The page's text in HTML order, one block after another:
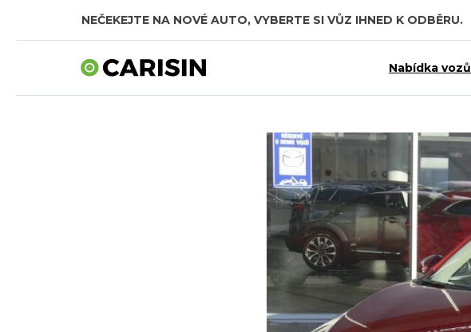
NEČEKEJTE NA NOVÉ AUTO, VYBERTE SI VŮZ IHNED K ODBĚRU.
SKLADOVÁ AUTA V CELKOVÉ HODNOTĚ TÉMĚŘ 7,5 MILIARDY KČ.
Nabídka vozů